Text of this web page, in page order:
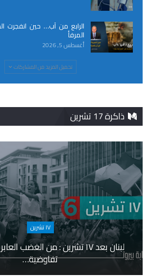
الرابع من آب… حين انفجرت
المرفأ
أغسطس 5, 2026
تحميل المزيد من المشاركات
ذاكرة 17 تشرين
١٧ تشرين
لبنان بعد ١٧ تشرين : من الغضب
تفاوضية…